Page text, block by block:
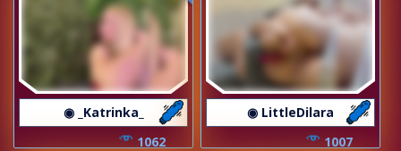
◉ _Katrinka_
1062
◉ LittleDilara
1007